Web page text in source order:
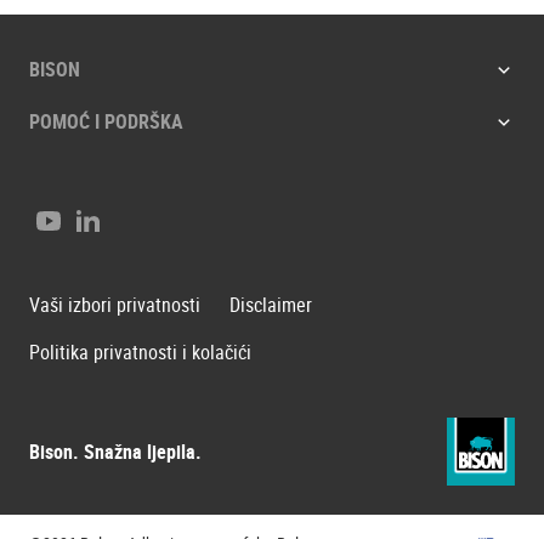
BISON
POMOĆ I PODRŠKA
Bison. Snažna ljepila.
YoutubeLinkedIn
Vaši izbori privatnosti
Disclaimer
Politika privatnosti i kolačići